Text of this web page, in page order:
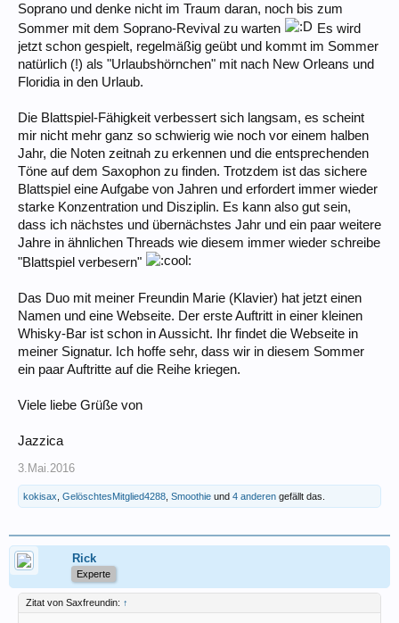
Soprano und denke nicht im Traum daran, noch bis zum
Sommer mit dem Soprano-Revival zu warten
Es wird
jetzt schon gespielt, regelmäßig geübt und kommt im Sommer
natürlich (!) als "Urlaubshörnchen" mit nach New Orleans und
Floridia in den Urlaub.
Die Blattspiel-Fähigkeit verbessert sich langsam, es scheint
mir nicht mehr ganz so schwierig wie noch vor einem halben
Jahr, die Noten zeitnah zu erkennen und die entsprechenden
Töne auf dem Saxophon zu finden. Trotzdem ist das sichere
Blattspiel eine Aufgabe von Jahren und erfordert immer wieder
starke Konzentration und Disziplin. Es kann also gut sein,
dass ich nächstes und übernächstes Jahr und ein paar weitere
Jahre in ähnlichen Threads wie diesem immer wieder schreibe
"Blattspiel verbesern"
Das Duo mit meiner Freundin Marie (Klavier) hat jetzt einen
Namen und eine Webseite. Der erste Auftritt in einer kleinen
Whisky-Bar ist schon in Aussicht. Ihr findet die Webseite in
meiner Signatur. Ich hoffe sehr, dass wir in diesem Sommer
ein paar Auftritte auf die Reihe kriegen.
Viele liebe Grüße von
Jazzica
3.Mai.2016
kokisax GelöschtesMitglied4288 Smoothie und 4 anderen gefällt das.
Rick
Experte
Zitat von Saxfreundin: ↑